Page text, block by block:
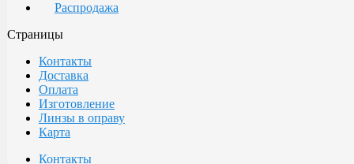
Распродажа
Страницы
Контакты
Доставка
Оплата
Изготовление
Линзы в оправу
Карта
Контакты